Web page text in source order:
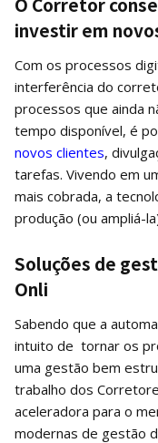
investir em
Com os processos
interferência do
processos que ainda
tempo disponível, é
novos clientes,
tarefas. Vivendo em
mais cobrada, a
produção (ou ampliá-
Soluções de
Onli
Sabendo que a
intuito de tornar os
uma gestão bem
trabalho dos
aceleradora para o
modernas de gestão